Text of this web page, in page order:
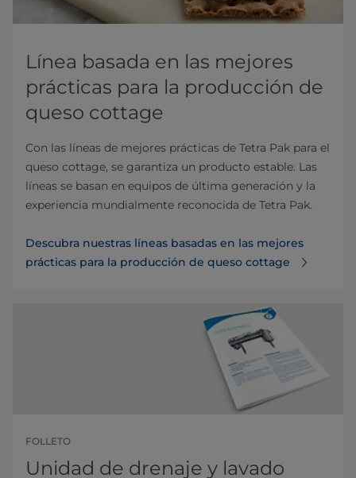
Línea basada en las mejores
prácticas para la producción de
queso cottage
Con las líneas de mejores prácticas de Tetra Pak para el
queso cottage, se garantiza un producto estable. Las
líneas se basan en equipos de última generación y la
experiencia mundialmente reconocida de Tetra Pak.
Descubra nuestras líneas basadas en las mejores
prácticas para la producción de queso cottage
FOLLETO
Unidad de drenaje y lavado